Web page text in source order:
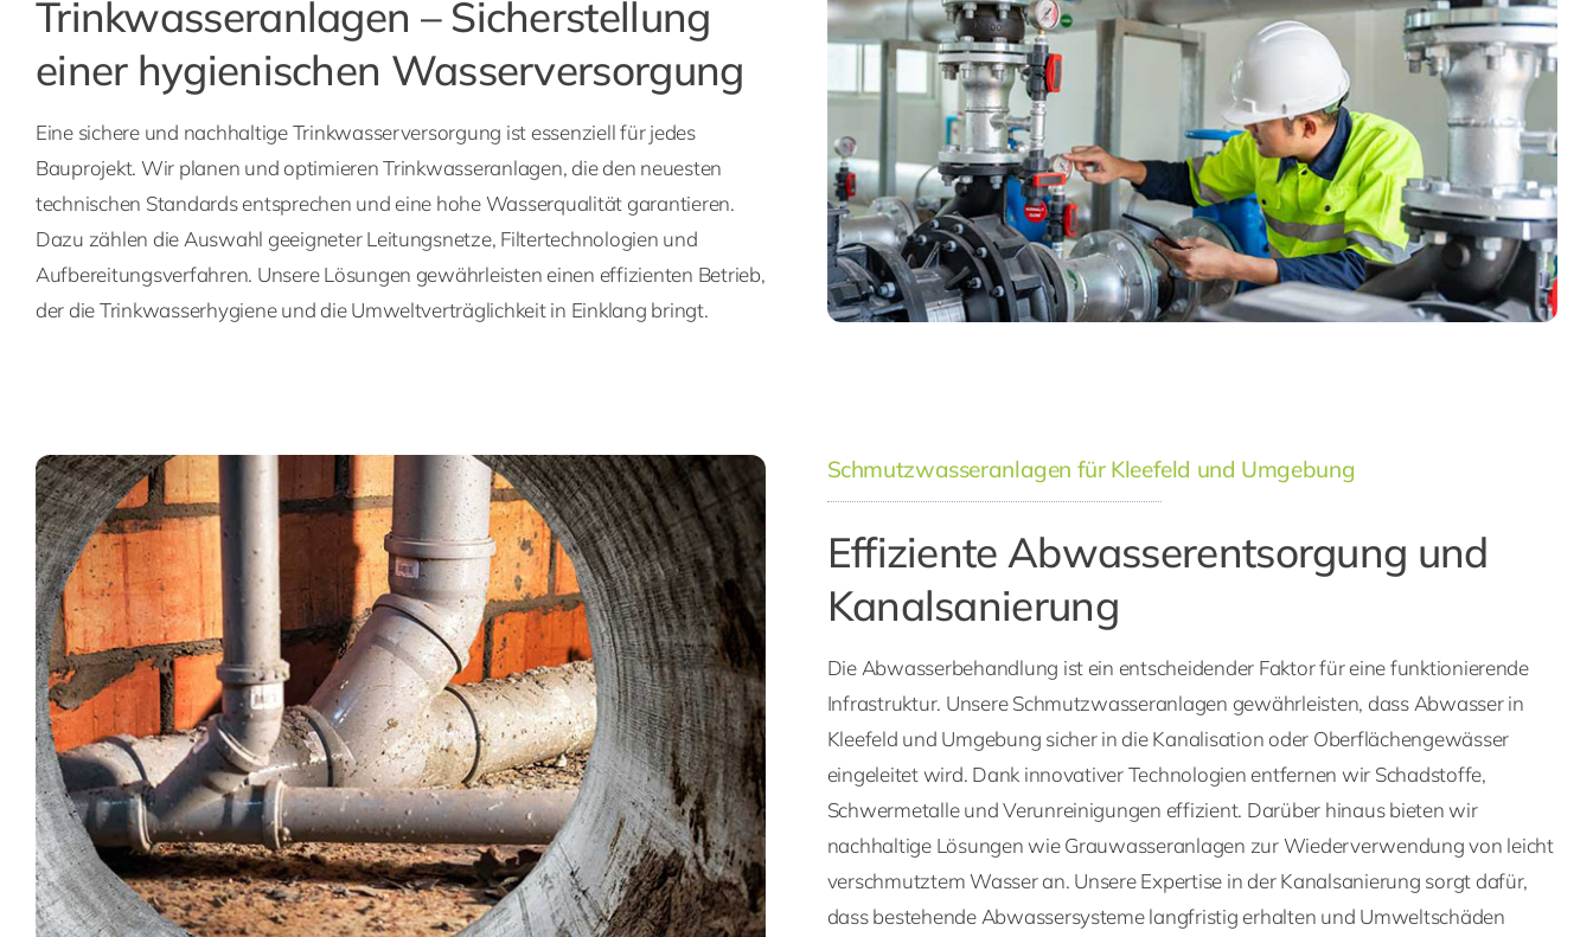
Trinkwasseranlagen – Sicherstellung
einer hygienischen Wasserversorgung
Eine sichere und nachhaltige Trinkwasserversorgung ist essenziell für jedes
Bauprojekt. Wir planen und optimieren Trinkwasseranlagen, die den neuesten
technischen Standards entsprechen und eine hohe Wasserqualität garantieren.
Dazu zählen die Auswahl geeigneter Leitungsnetze, Filtertechnologien und
Aufbereitungsverfahren. Unsere Lösungen gewährleisten einen effizienten Betrieb,
der die Trinkwasserhygiene und die Umweltverträglichkeit in Einklang bringt.
Schmutzwasseranlagen für Kleefeld und Umgebung
Effiziente Abwasserentsorgung und
Kanalsanierung
Die Abwasserbehandlung ist ein entscheidender Faktor für eine funktionierende
Infrastruktur. Unsere Schmutzwasseranlagen gewährleisten, dass Abwasser in
Kleefeld und Umgebung sicher in die Kanalisation oder Oberflächengewässer
eingeleitet wird. Dank innovativer Technologien entfernen wir Schadstoffe,
Schwermetalle und Verunreinigungen effizient. Darüber hinaus bieten wir
nachhaltige Lösungen wie Grauwasseranlagen zur Wiederverwendung von leicht
verschmutztem Wasser an. Unsere Expertise in der Kanalsanierung sorgt dafür,
dass bestehende Abwassersysteme langfristig erhalten und Umweltschäden